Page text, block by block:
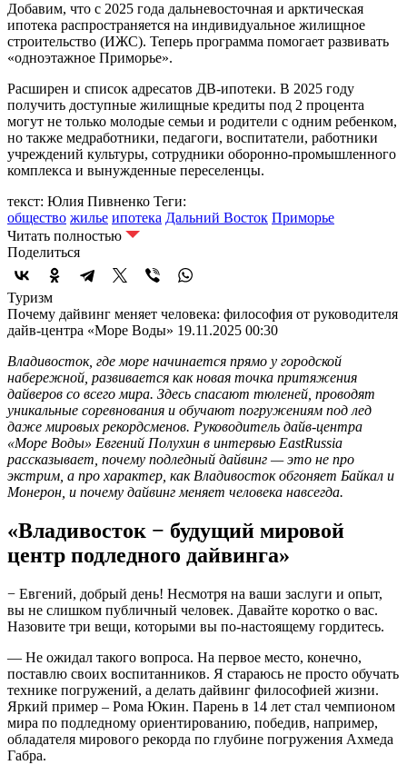
Добавим, что с 2025 года дальневосточная и арктическая
ипотека распространяется на индивидуальное жилищное
строительство (ИЖС). Теперь программа помогает развивать
«одноэтажное Приморье».
Расширен и список адресатов ДВ-ипотеки. В 2025 году
получить доступные жилищные кредиты под 2 процента
могут не только молодые семьи и родители с одним ребенком,
но также медработники, педагоги, воспитатели, работники
учреждений культуры, сотрудники оборонно-промышленного
комплекса и вынужденные переселенцы.
текст: Юлия Пивненко Теги:
общество жилье ипотека Дальний Восток Приморье
Читать полностью
Поделиться
Туризм
Почему дайвинг меняет человека: философия от руководителя
дайв-центра «Море Воды» 19.11.2025 00:30
Владивосток, где море начинается прямо у городской
набережной, развивается как новая точка притяжения
дайверов со всего мира. Здесь спасают тюленей, проводят
уникальные соревнования и обучают погружениям под лед
даже мировых рекордсменов. Руководитель дайв-центра
«Море Воды» Евгений Полухин в интервью EastRussia
рассказывает, почему подледный дайвинг — это не про
экстрим, а про характер, как Владивосток обгоняет Байкал и
Монерон, и почему дайвинг меняет человека навсегда.
«Владивосток − будущий мировой
центр подледного дайвинга»
− Евгений, добрый день! Несмотря на ваши заслуги и опыт,
вы не слишком публичный человек. Давайте коротко о вас.
Назовите три вещи, которыми вы по-настоящему гордитесь.
— Не ожидал такого вопроса. На первое место, конечно,
поставлю своих воспитанников. Я стараюсь не просто обучать
технике погружений, а делать дайвинг философией жизни.
Яркий пример – Рома Юкин. Парень в 14 лет стал чемпионом
мира по подледному ориентированию, победив, например,
обладателя мирового рекорда по глубине погружения Ахмеда
Габра.